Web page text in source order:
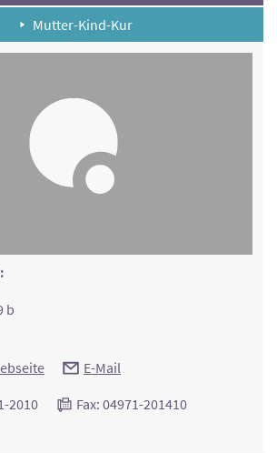
Mutter-Kind-Kur
b
E-Mail
2010 Fax: 04971-201410